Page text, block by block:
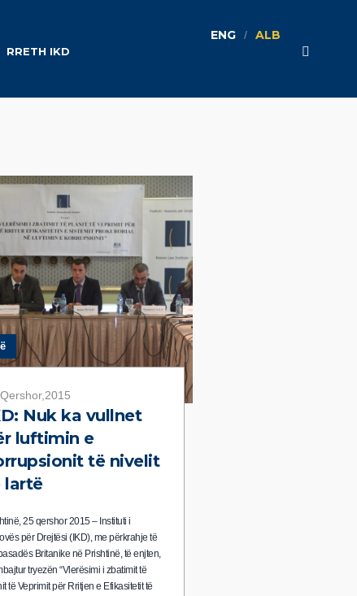
RRETH IKD
ENG ALB
Nuk ka vullnet
luftimin e
të nivelit
lartë
25 qershor 2015 – Instituti i
për Drejtësi (IKD), me përkrahje të
Britanike në Prishtinë, të enjten,
tryezën “Vlerësimi i zbatimit të
të Veprimit për Rritjen e Efikasitetit të